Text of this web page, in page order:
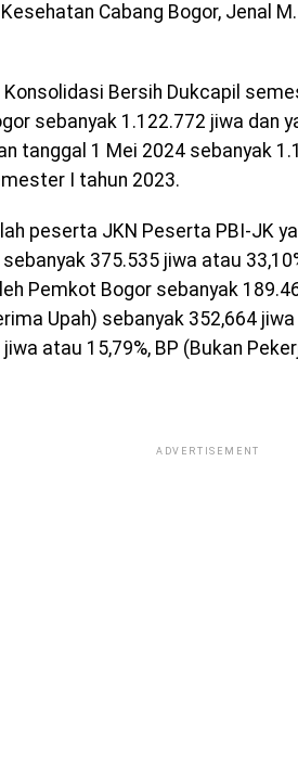
Cabang Bogor, Jenal
Bersih Dukcapil
sebanyak 1.122.772 jiwa dan
tanggal 1 Mei 2024 sebanyak
I tahun 2023.
peserta JKN Peserta PBI-JK
375.535 jiwa atau
Pemkot Bogor sebanyak
Upah) sebanyak 352,664
atau 15,79%, BP (Bukan
ADVERTISEMENT